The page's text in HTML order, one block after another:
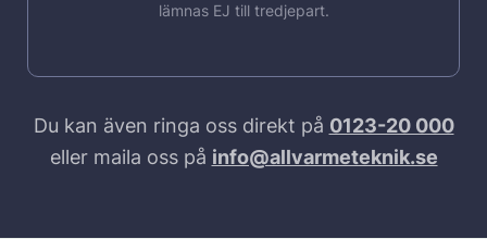
lämnas EJ till tredjepart.
Du kan även ringa oss direkt på 0123-20 000
eller maila oss på info@allvarmeteknik.se